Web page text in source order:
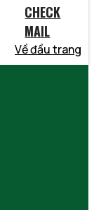
CHECK
MAIL
Về đầu trang